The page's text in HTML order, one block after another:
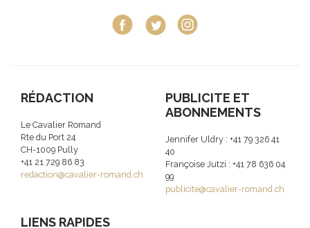
RÉDACTION
Le Cavalier Romand
Rte du Port 24
CH-1009 Pully
+41 21 729 86 83
redaction@cavalier-romand.ch
PUBLICITE ET
ABONNEMENTS
Jennifer Uldry : +41 79 326 41
40
Françoise Jutzi : +41 78 636 04
99
publicite@cavalier-romand.ch
LIENS RAPIDES